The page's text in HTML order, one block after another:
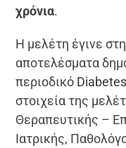
χρόνια.
Η μελέτη έγινε
αποτελέσματα
περιοδικό
στοιχεία της
Θεραπευτικής –
Ιατρικής,